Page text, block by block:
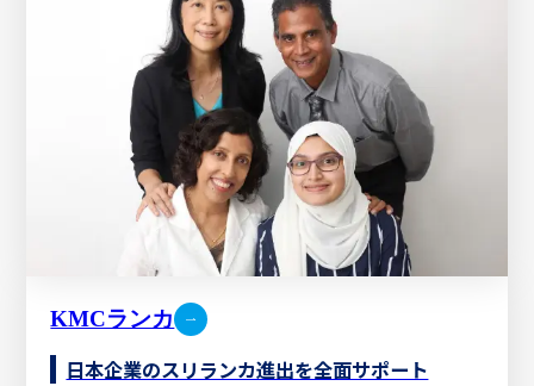
KMCランカ
日本企業のスリランカ進出を全面サポート